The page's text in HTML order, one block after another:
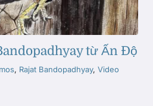
từ Ấn Độ
, Rajat Bandopadhyay, Video